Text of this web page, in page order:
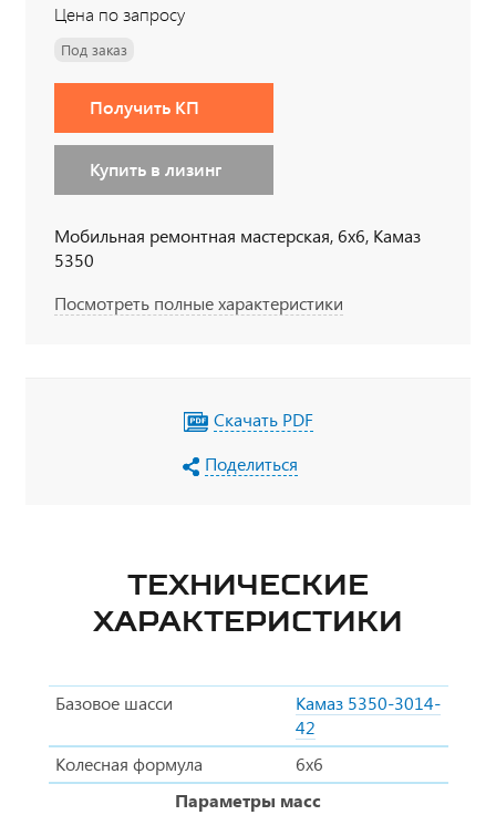
Цена по запросу
Под заказ
Получить КП
Купить в лизинг
Мобильная ремонтная мастерская, 6х6, Камаз
5350
Посмотреть полные характеристики
Скачать PDF
Поделиться
ТЕХНИЧЕСКИЕ
ХАРАКТЕРИСТИКИ
Базовое шасси
Камаз 5350-3014-
42
Колесная формула
6х6
Параметры масс